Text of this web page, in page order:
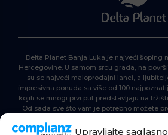
Upravljajte
Delta Planet Banja Luka je najveći šoping
Hercegovine. U samom srcu grada, na
su se najveći maloprodajni lanci, a
impresivna ponuda sa više od 100
kojih se mnogi prvi put predstavljaju na
Od sada sve što vam je potrebno možete